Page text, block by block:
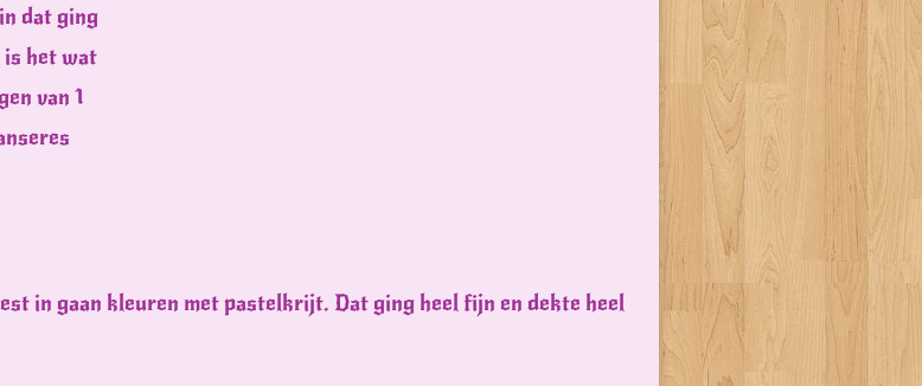
dat ging
is het wat
van 1
in gaan kleuren met pastelkrijt. Dat ging heel fijn en dekte heel